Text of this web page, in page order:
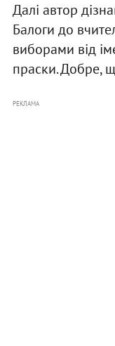
Далі автор
Балоги до
виборами від
праски. Добре,
РЕКЛАМА